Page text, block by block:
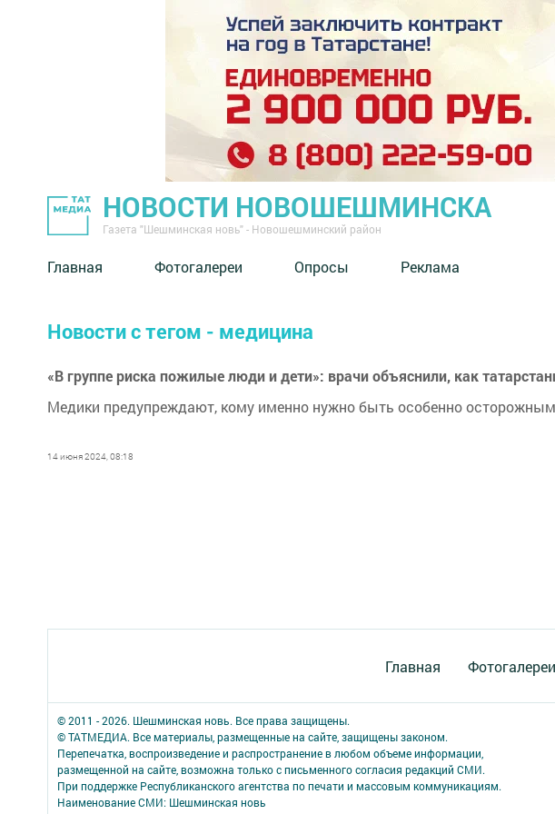
НОВОСТИ НОВОШЕШМИНСКА
Газета "Шешминская новь" - Новошешминский район
Главная Фотогалереи Опросы Реклама
Новости с тегом - медицина
«В группе риска пожилые люди и дети»: врачи объяснили, как
Медики предупреждают, кому именно нужно быть особенно
14 июня 2024, 08:18
Главная Фотогалереи
© 2011 - 2026. Шешминская новь. Все права защищены.
© ТАТМЕДИА. Все материалы, размещенные на сайте, защищены законом.
Перепечатка, воспроизведение и распространение в любом объеме информации,
размещенной на сайте, возможна только с письменного согласия редакций СМИ.
При поддержке Республиканского агентства по печати и массовым коммуникациям.
Наименование СМИ: Шешминская новь